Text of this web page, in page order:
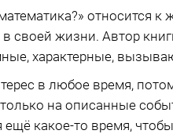
относится
своей жизни. Автор
характерные,
в любое время,
на описанные
какое-то время,